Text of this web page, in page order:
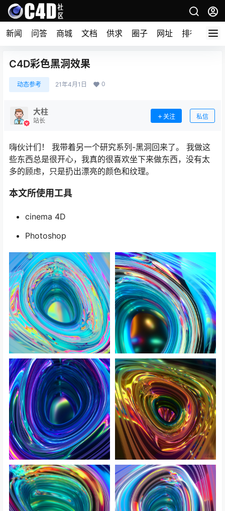
新闻 问答 商城 文档 供求 圈子 网址 排行榜
C4D彩色黑洞效果
动态参考 21年4月1日 0
大柱
站长
关注 私信
嗨伙计们！ 我带着另一个研究系列-黑洞回来了。 我做这
些东西总是很开心，我真的很喜欢坐下来做东西，没有太
多的顾虑，只是扔出漂亮的颜色和纹理。
本文所使用工具
cinema 4D
Photoshop